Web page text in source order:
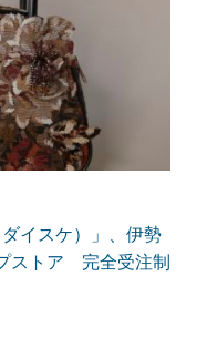
イスケ）」、伊勢
ストア 完全受注制